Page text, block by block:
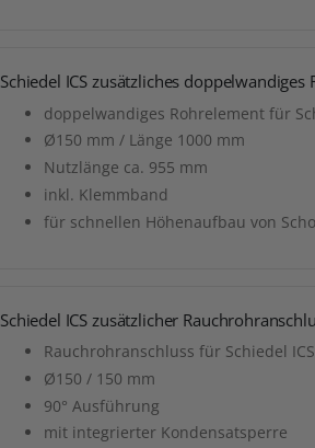
Schiedel ICS zusätzliches
doppelwandiges Rohrelement für
Ø150 mm / Länge 1000 mm
Nutzlänge ca. 955 mm
inkl. Klemmband
für schnellen Höhenaufbau von
Schiedel ICS zusätzlicher
Rauchrohranschluss für Schiedel ICS
Ø150 / 150 mm
90° Ausführung
mit integrierter Kondensatsperre